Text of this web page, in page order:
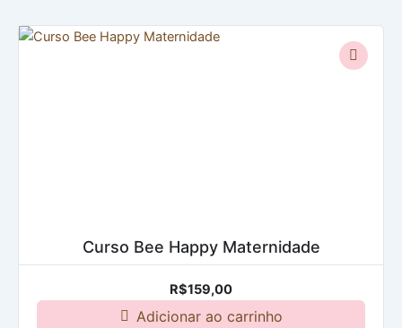
Curso Bee Happy Maternidade
R$159,00
Adicionar ao carrinho